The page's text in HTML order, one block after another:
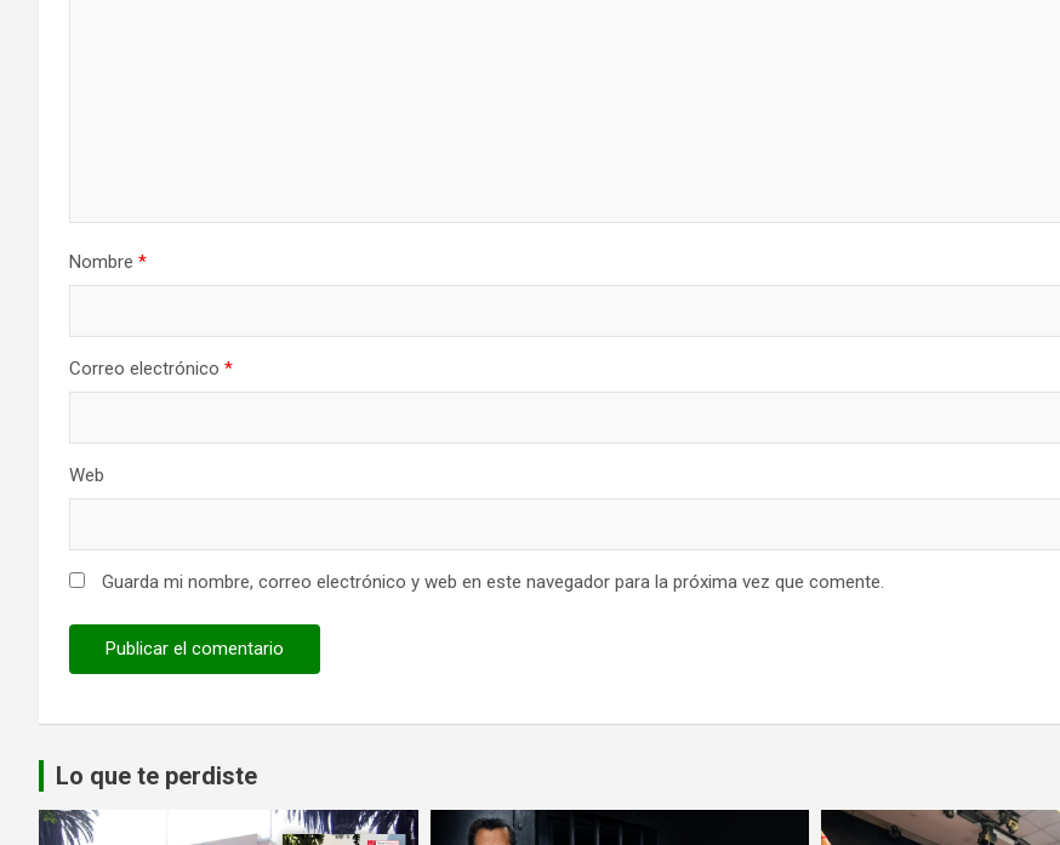
Nombre *
Correo electrónico *
Web
Guarda mi nombre, correo electrónico y web en este navegador para la próxima vez que comente.
Lo que te perdiste